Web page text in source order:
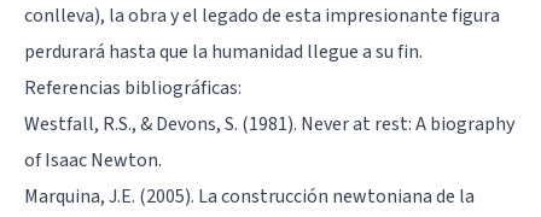
conlleva), la obra y el legado de esta impresionante figura
perdurará hasta que la humanidad llegue a su fin.
Referencias bibliográficas:
Westfall, R.S., & Devons, S. (1981). Never at rest: A biography
of Isaac Newton.
Marquina, J.E. (2005). La construcción newtoniana de la